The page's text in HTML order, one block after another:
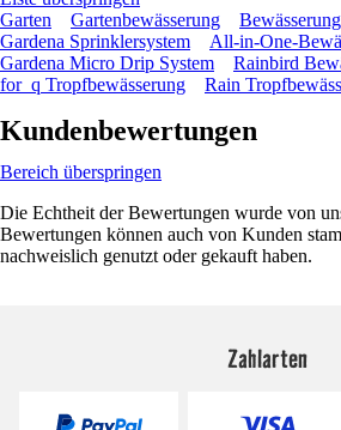
Garten
Gartenbewässerung
Gardena Sprinklersystem
All-in-One-
Gardena Micro Drip System
Rainbird
for_q Tropfbewässerung
Rain
Kundenbewertungen
Bereich überspringen
Die Echtheit der Bewertungen wurde von
Bewertungen können auch von Kunden
nachweislich genutzt oder gekauft haben.
Zahlarten